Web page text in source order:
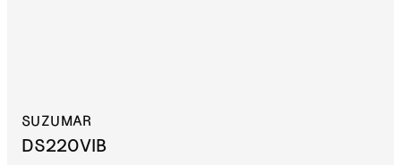
SUZUMAR
DS220VIB